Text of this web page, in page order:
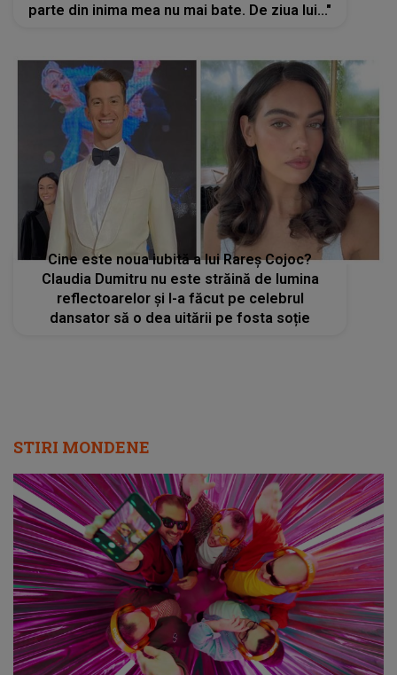
parte din inima mea nu mai bate. De ziua lui..."
Cine este noua iubită a lui Rareș Cojoc?
Claudia Dumitru nu este străină de lumina
reflectoarelor și l-a făcut pe celebrul
dansator să o dea uitării pe fosta soție
STIRI MONDENE